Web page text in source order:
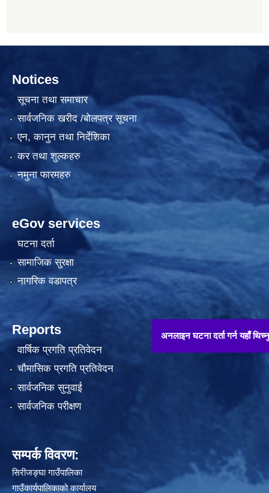
अनलाइन घटना दर्ता गर्न यहाँ थिच्नुहोस् !!
Notices
सूचना तथा समाचार
सार्वजनिक खरीद /बोलपत्र सूचना
एन, कानुन तथा निर्देशिका
कर तथा शुल्कहरु
नमुना फारमहरु
eGov services
घटना दर्ता
सामाजिक सुरक्षा
नागरिक वडापत्र
Reports
वार्षिक प्रगति प्रतिवेदन
चौमासिक प्रगति प्रतिवेदन
सार्वजनिक सुनुवाई
सार्वजनिक परीक्षण
सम्पर्क विवरण:
सिरीजङ्घा गाउँपालिका
गाउँकार्यपालिकाको कार्यालय